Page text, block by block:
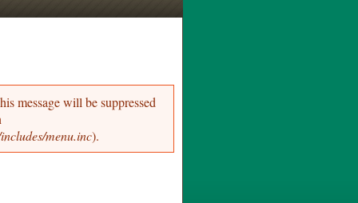
message will be suppressed
menu.inc).